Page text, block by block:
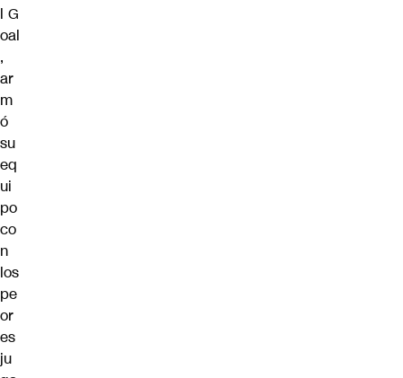
l G
oal
,
ar
m
ó
su
eq
ui
po
co
n
los
pe
or
es
ju